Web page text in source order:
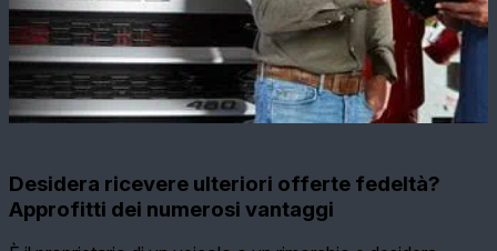
Desidera ricevere ulteriori offerte fedeltà?
Approfitti dei numerosi vantaggi